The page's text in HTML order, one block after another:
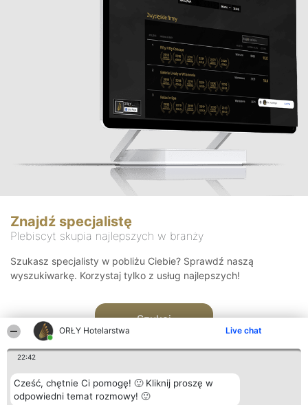
ORŁY Hotelarstwa Live chat
22:42
Cześć, chętnie Ci pomogę! 🙂 Kliknij proszę w
odpowiedni temat rozmowy! 🙂
Znajdź specjalistę
Plebiscyt skupia najlepszych w branży
Szukasz specjalisty w pobliżu Ciebie? Sprawdź naszą
wyszukiwarkę. Korzystaj tylko z usług najlepszych!
Szukaj